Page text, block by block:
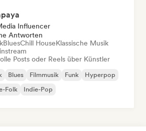
Influencer
Antworten
BluesChill HouseKlassische Musik
Posts oder Reels über Künstler
Blues Filmmusik Funk
Hyperpop
Folk Indie-Pop